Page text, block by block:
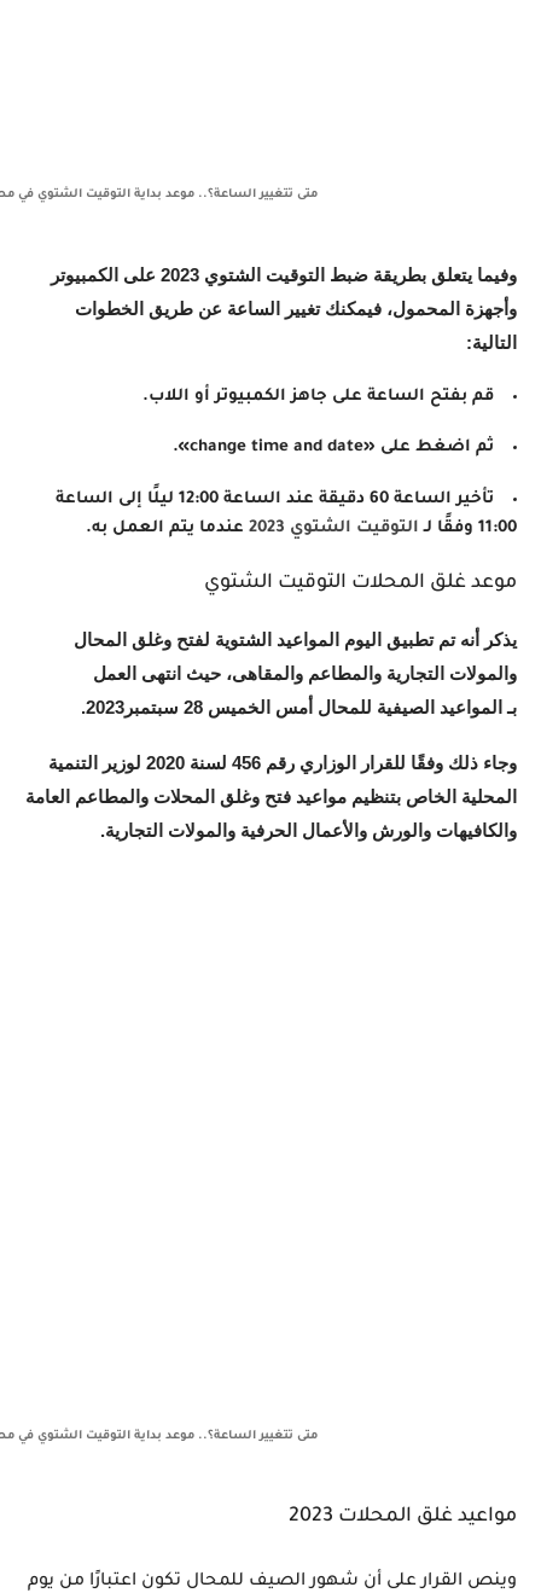
متى تتغيير الساعة؟.. موعد بداية التوقيت الشتوي في
وفيما يتعلق بطريقة ضبط التوقيت الشتوي 2023 على الكمبيوتر
وأجهزة المحمول، فيمكنك تغيير الساعة عن طريق الخطوات
التالية:
قم بفتح الساعة على جاهز الكمبيوتر أو اللاب.
ثم اضغط على «change time and date».
تأخير الساعة 60 دقيقة عند الساعة 12:00 ليلًا إلى الساعة
11:00 وفقًا لـ
التوقيت الشتوي 2023 عندما يتم العمل به.
موعد غلق المحلات التوقيت الشتوي
يذكر أنه تم تطبيق اليوم المواعيد الشتوية لفتح وغلق المحال
والمولات التجارية والمطاعم والمقاهى، حيث انتهى العمل
بـ المواعيد الصيفية للمحال أمس الخميس 28 سبتمبر2023.
وجاء ذلك وفقًا للقرار الوزاري رقم 456 لسنة 2020 لوزير التنمية
المحلية الخاص بتنظيم مواعيد فتح وغلق المحلات والمطاعم العامة
والكافيهات والورش والأعمال الحرفية والمولات التجارية.
متى تتغيير الساعة؟.. موعد بداية التوقيت الشتوي في
مواعيد غلق المحلات 2023
وينص القرار على أن شهور الصيف للمحال تكون اعتبارًا من يوم